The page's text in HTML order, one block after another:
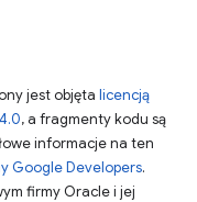
jest objęta licencją
, a fragmenty kodu są
informacje na ten
Google Developers.
firmy Oracle i jej